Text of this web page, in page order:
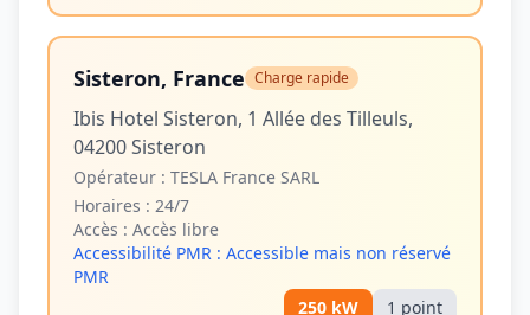
Sisteron, France Charge rapide
Ibis Hotel Sisteron, 1 Allée des Tilleuls,
04200 Sisteron
Opérateur : TESLA France SARL
Horaires : 24/7
Accès : Accès libre
Accessibilité PMR : Accessible mais non réservé
PMR
250 kW 1 point